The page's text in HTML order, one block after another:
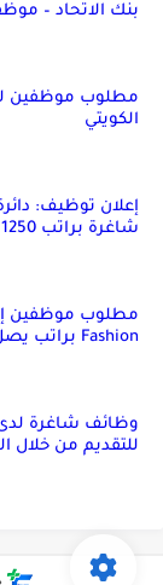
بنك الاتحاد –
مطلوب موظفين
الكويتي
إعلان توظيف:
شاغرة براتب 1250 دينار
Fashion براتب يصل إلى 550 دينار أردني
وظائف شاغرة لدى
للتقديم من خلال